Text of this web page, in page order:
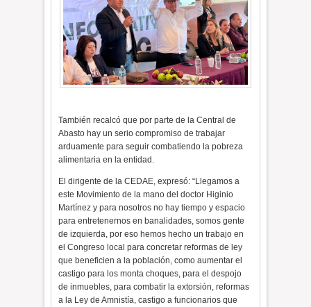
También recalcó que por parte de la Central de
Abasto hay un serio compromiso de trabajar
arduamente para seguir combatiendo la pobreza
alimentaria en la entidad.
El dirigente de la CEDAE, expresó: “Llegamos a
este Movimiento de la mano del doctor Higinio
Martínez y para nosotros no hay tiempo y espacio
para entretenernos en banalidades, somos gente
de izquierda, por eso hemos hecho un trabajo en
el Congreso local para concretar reformas de ley
que beneficien a la población, como aumentar el
castigo para los monta choques, para el despojo
de inmuebles, para combatir la extorsión, reformas
a la Ley de Amnistía, castigo a funcionarios que